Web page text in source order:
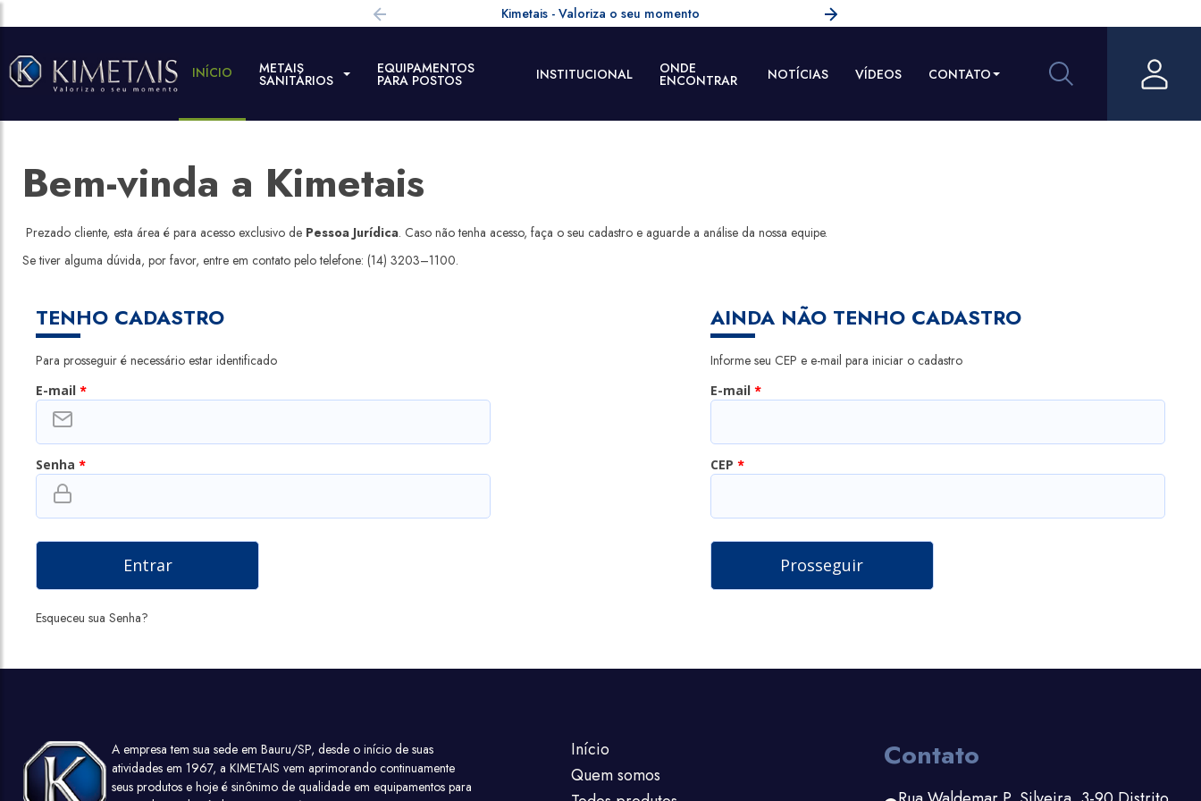
Kimetais - Valoriza o seu momento
INÍCIO METAIS
SANITÁRIOS
EQUIPAMENTOS
PARA POSTOS INSTITUCIONAL ONDE
ENCONTRAR NOTÍCIAS VÍDEOS CONTATO
Bem-vinda a Kimetais
Prezado cliente, esta área é para acesso exclusivo de Pessoa Jurídica. Caso não tenha acesso, faça o seu cadastro e aguarde a análise da nossa equipe.
Se tiver alguma dúvida, por favor, entre em contato pelo telefone: (14) 3203–1100.
TENHO CADASTRO
Para prosseguir é necessário estar identificado
E-mail *
Senha *
Esqueceu sua Senha?
AINDA NÃO TENHO CADASTRO
Informe seu CEP e e-mail para iniciar o cadastro
E-mail*
CEP *
A empresa tem sua sede em Bauru/SP, desde o início de suas
atividades em 1967, a KIMETAIS vem aprimorando continuamente
seus produtos e hoje é sinônimo de qualidade em equipamentos para
Início
Quem somos
Contato